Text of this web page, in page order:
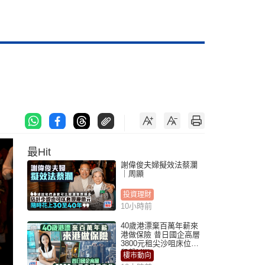
最Hit
謝偉俊夫婦擬效法蔡瀾
｜周顯
投資理財
10小時前
40歲港漂棄百萬年薪來
港做保險 昔日國企高層
3800元租尖沙咀床位｜
租盤Million
樓市動向